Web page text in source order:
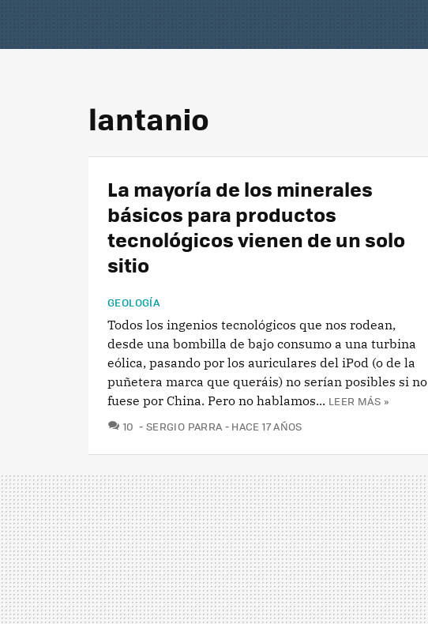
lantanio
La mayoría de los minerales
básicos para productos
tecnológicos vienen de un solo
sitio
GEOLOGÍA
Todos los ingenios tecnológicos que nos rodean,
desde una bombilla de bajo consumo a una turbina
eólica, pasando por los auriculares del iPod (o de la
puñetera marca que queráis) no serían posibles si no
fuese por China. Pero no hablamos... LEER MÁS »
10 COMENTARIOS
SERGIO PARRA HACE 17 AÑOS